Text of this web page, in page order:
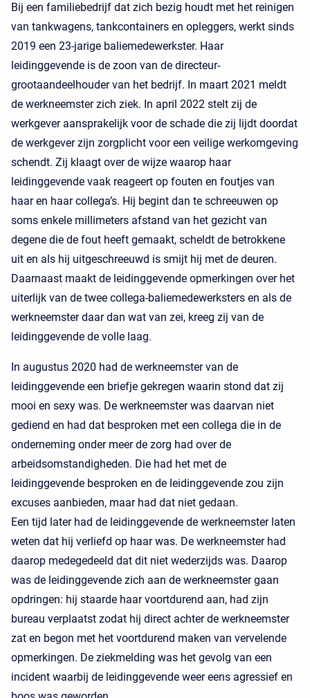
Bij een familiebedrijf dat zich bezig houdt met het reinigen
van tankwagens, tankcontainers en opleggers, werkt sinds
2019 een 23-jarige baliemedewerkster. Haar
leidinggevende is de zoon van de directeur-
grootaandeelhouder van het bedrijf. In maart 2021 meldt
de werkneemster zich ziek. In april 2022 stelt zij de
werkgever aansprakelijk voor de schade die zij lijdt doordat
de werkgever zijn zorgplicht voor een veilige werkomgeving
schendt. Zij klaagt over de wijze waarop haar
leidinggevende vaak reageert op fouten en foutjes van
haar en haar collega’s. Hij begint dan te schreeuwen op
soms enkele millimeters afstand van het gezicht van
degene die de fout heeft gemaakt, scheldt de betrokkene
uit en als hij uitgeschreeuwd is smijt hij met de deuren.
Daarnaast maakt de leidinggevende opmerkingen over het
uiterlijk van de twee collega-baliemedewerksters en als de
werkneemster daar dan wat van zei, kreeg zij van de
leidinggevende de volle laag.
In augustus 2020 had de werkneemster van de
leidinggevende een briefje gekregen waarin stond dat zij
mooi en sexy was. De werkneemster was daarvan niet
gediend en had dat besproken met een collega die in de
onderneming onder meer de zorg had over de
arbeidsomstandigheden. Die had het met de
leidinggevende besproken en de leidinggevende zou zijn
excuses aanbieden, maar had dat niet gedaan.
Een tijd later had de leidinggevende de werkneemster laten
weten dat hij verliefd op haar was. De werkneemster had
daarop medegedeeld dat dit niet wederzijds was. Daarop
was de leidinggevende zich aan de werkneemster gaan
opdringen: hij staarde haar voortdurend aan, had zijn
bureau verplaatst zodat hij direct achter de werkneemster
zat en begon met het voortdurend maken van vervelende
opmerkingen. De ziekmelding was het gevolg van een
incident waarbij de leidinggevende weer eens agressief en